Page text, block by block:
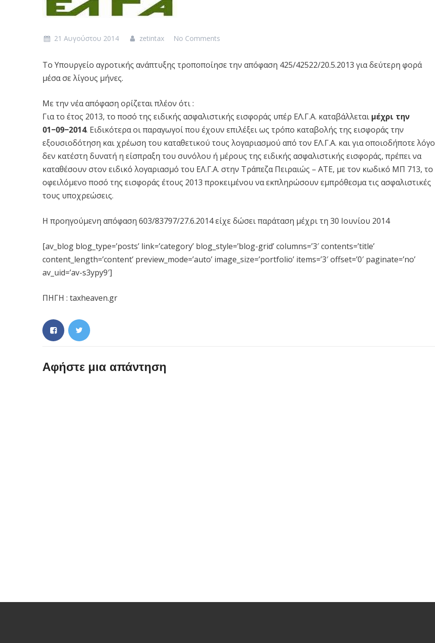
21 Αυγούστου 2014 zetintax No Comments
Το Υπουργείο αγροτικής ανάπτυξης τροποποίησε την απόφαση 425/42522/20.5.2013 για δεύτερη φορά
μέσα σε λίγους μήνες.
Με την νέα απόφαση ορίζεται πλέον ότι :
Για το έτος 2013, το ποσό της ειδικής ασφαλιστικής εισφοράς υπέρ ΕΛ.Γ.Α. καταβάλλεται μέχρι την
01−09−2014. Ειδικότερα οι παραγωγοί που έχουν επιλέξει ως τρόπο καταβολής της εισφοράς την
εξουσιοδότηση και χρέωση του καταθετικού τους λογαριασμού από τον ΕΛ.Γ.Α. και για οποιοδήποτε λόγο
δεν κατέστη δυνατή η είσπραξη του συνόλου ή μέρους της ειδικής ασφαλιστικής εισφοράς, πρέπει να
καταθέσουν στον ειδικό λογαριασμό του ΕΛ.Γ.Α. στην Τράπεζα Πειραιώς – ΑΤΕ, με τον κωδικό ΜΠ 713, το
οφειλόμενο ποσό της εισφοράς έτους 2013 προκειμένου να εκπληρώσουν εμπρόθεσμα τις ασφαλιστικές
τους υποχρεώσεις.
Η προηγούμενη απόφαση 603/83797/27.6.2014 είχε δώσει παράταση μέχρι τη 30 Ιουνίου 2014
[av_blog blog_type=’posts’ link=’category’ blog_style=’blog-grid’ columns=’3′ contents=’title’
content_length=’content’ preview_mode=’auto’ image_size=’portfolio’ items=’3′ offset=’0′ paginate=’no’
av_uid=’av-s3ypy9′]
ΠΗΓΗ : taxheaven.gr
Αφήστε μια απάντηση